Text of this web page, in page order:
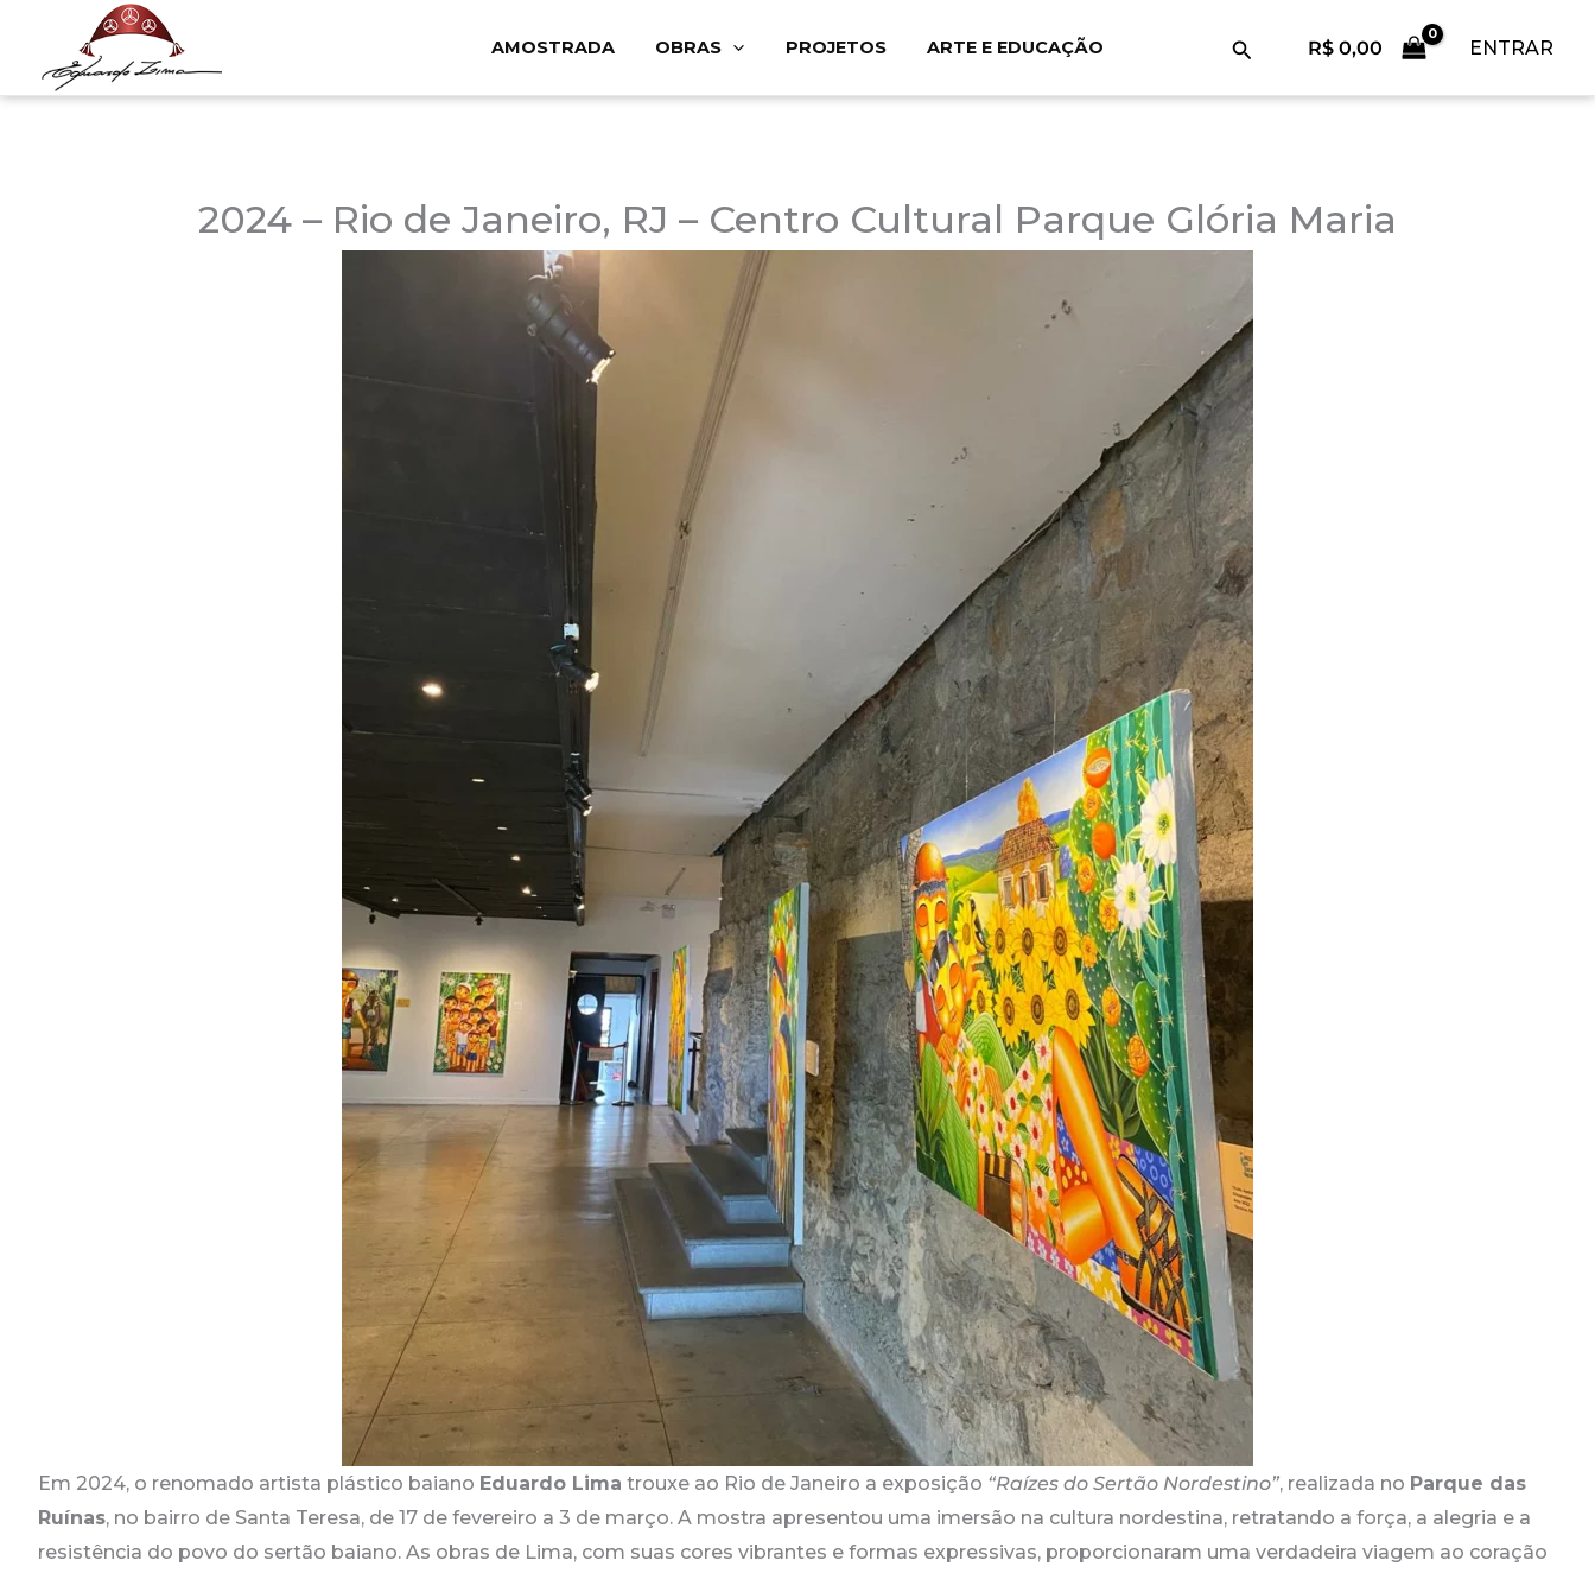
AMOSTRADA OBRAS PROJETOS ARTE E EDUCAÇÃO Pesquisar
R$ 0,00 ENTRAR
2024 – Rio de Janeiro, RJ – Centro Cultural Parque Glória Maria
Em 2024, o renomado artista plástico baiano Eduardo Lima trouxe ao Rio de Janeiro a exposição “Raízes do Sertão Nordestino”, realizada no Parque das
Ruínas, no bairro de Santa Teresa, de 17 de fevereiro a 3 de março. A mostra apresentou uma imersão na cultura nordestina, retratando a força, a alegria e a
resistência do povo do sertão baiano. As obras de Lima, com suas cores vibrantes e formas expressivas, proporcionaram uma verdadeira viagem ao coração